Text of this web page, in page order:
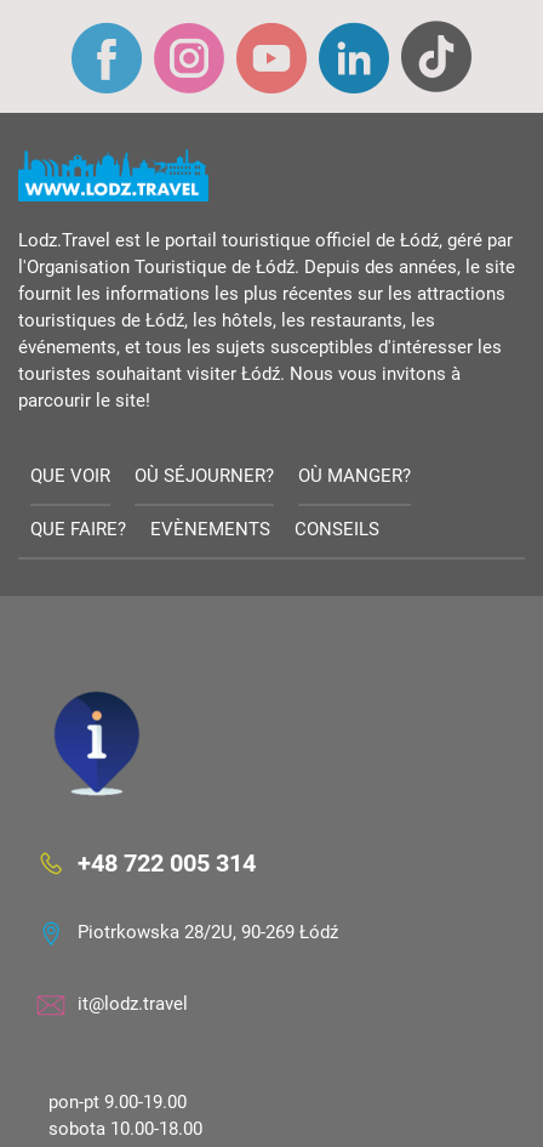
Lodz.Travel est le portail touristique officiel de Łódź, géré par
l'Organisation Touristique de Łódź. Depuis des années, le site
fournit les informations les plus récentes sur les attractions
touristiques de Łódź, les hôtels, les restaurants, les
événements, et tous les sujets susceptibles d'intéresser les
touristes souhaitant visiter Łódź. Nous vous invitons à
parcourir le site!
QUE VOIR OÙ SÉJOURNER? OÙ MANGER?
QUE FAIRE? EVÈNEMENTS CONSEILS
+48 722 005 314
Piotrkowska 28/2U, 90-269 Łódź
it@lodz.travel
pon-pt 9.00-19.00
sobota 10.00-18.00